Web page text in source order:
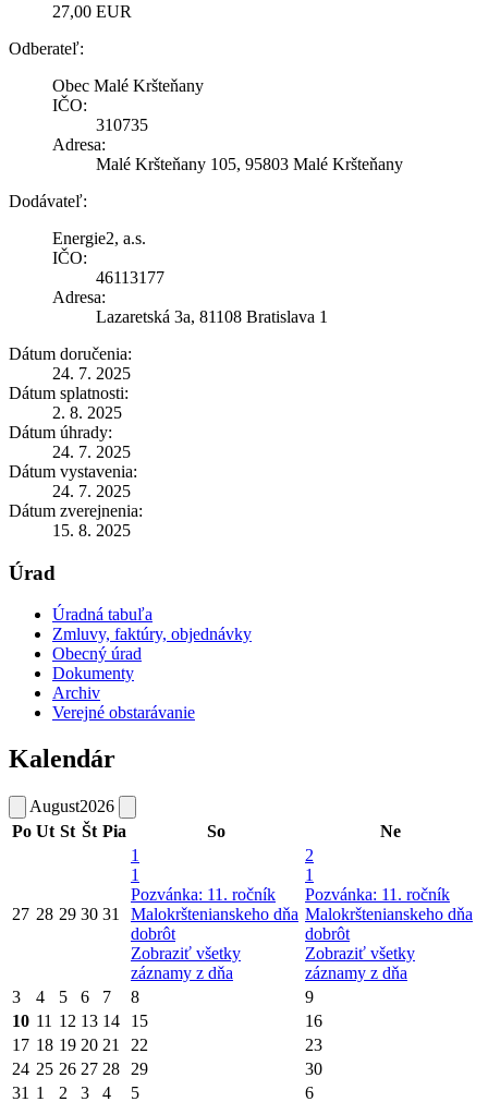
27,00 EUR
Odberateľ:
Obec Malé Kršteňany
IČO:
310735
Adresa:
Malé Kršteňany 105, 95803 Malé Kršteňany
Dodávateľ:
Energie2, a.s.
IČO:
46113177
Adresa:
Lazaretská 3a, 81108 Bratislava 1
Dátum doručenia:
24. 7. 2025
Dátum splatnosti:
2. 8. 2025
Dátum úhrady:
24. 7. 2025
Dátum vystavenia:
24. 7. 2025
Dátum zverejnenia:
15. 8. 2025
Úrad
Úradná tabuľa
Zmluvy, faktúry, objednávky
Obecný úrad
Dokumenty
Archiv
Verejné obstarávanie
Kalendár
August2026
Po Ut St Št Pia So Ne
27 28 29 30 31
1
1
Pozvánka: 11. ročník
Malokrštenianskeho dňa
dobrôt
Zobraziť všetky
záznamy z dňa
2
1
Pozvánka: 11. ročník
Malokrštenianskeho dňa
dobrôt
Zobraziť všetky
záznamy z dňa
3
4 5 6 7 8
9
10 11 12 13 14 15
16
17 18 19 20 21 22
23
24 25 26 27 28 29
30
31 1 2 3 4 5 6